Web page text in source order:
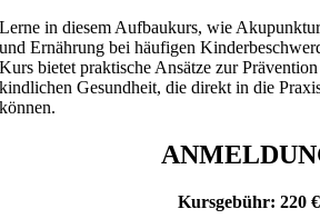
Lerne in diesem Aufbaukurs, wie
und Ernährung bei häufigen
Kurs bietet praktische Ansätze zur
kindlichen Gesundheit, die direkt in die
können.
Kursgebühr: 220 €